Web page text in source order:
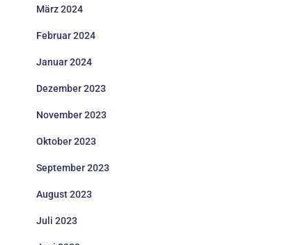
März 2024
Februar 2024
Januar 2024
Dezember 2023
November 2023
Oktober 2023
September 2023
August 2023
Juli 2023